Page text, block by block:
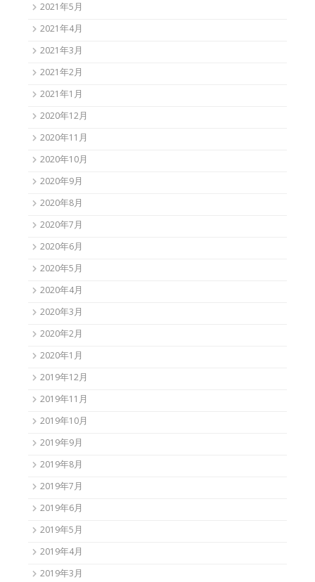
2021年5月
2021年4月
2021年3月
2021年2月
2021年1月
2020年12月
2020年11月
2020年10月
2020年9月
2020年8月
2020年7月
2020年6月
2020年5月
2020年4月
2020年3月
2020年2月
2020年1月
2019年12月
2019年11月
2019年10月
2019年9月
2019年8月
2019年7月
2019年6月
2019年5月
2019年4月
2019年3月